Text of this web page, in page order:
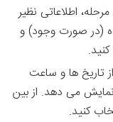
اطلاعاتی نظیر
(در صورت وجود) و
تاریخ ها و ساعت
می دهد. از بین
کنید.